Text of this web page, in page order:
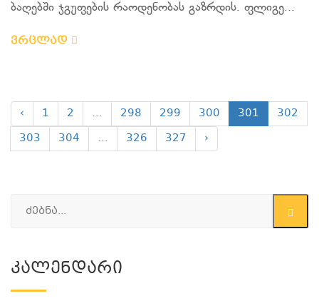
ბაღებში ჯგუფების რაოდენობას გაზრდის. ფლიგე...
ვრცლად
‹ 1 2 ... 298 299 300 301
302
303
304 ... 326 327 ›
Კალენდარი